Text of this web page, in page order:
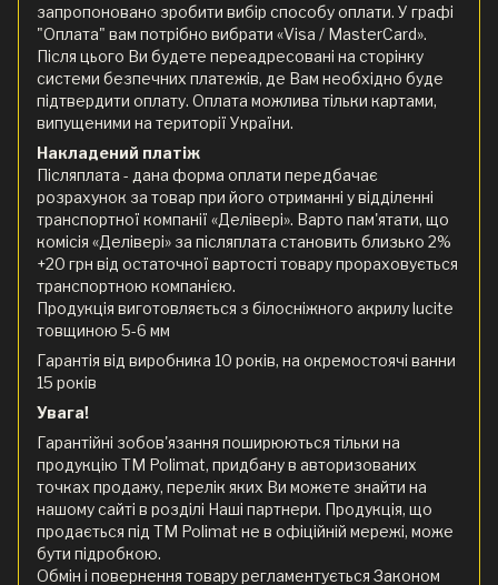
запропоновано зробити вибір способу оплати. У графі
"Оплата" вам потрібно вибрати «Visa / MasterCard».
Після цього Ви будете переадресовані на сторінку
системи безпечних платежів, де Вам необхідно буде
підтвердити оплату. Оплата можлива тільки картами,
випущеними на території України.
Накладений платіж
Післяплата - дана форма оплати передбачає
розрахунок за товар при його отриманні у відділенні
транспортної компанії «Делівері». Варто пам'ятати, що
комісія «Делівері» за післяплата становить близько 2%
+20 грн від остаточної вартості товару прораховується
транспортною компанією.
Продукція виготовляється з білосніжного акрилу lucite
товщиною 5-6 мм
Гарантія від виробника 10 років, на окремостоячі ванни
15 років
Увага!
Гарантійні зобов'язання поширюються тільки на
продукцію ТМ Polimat, придбану в авторизованих
точках продажу, перелік яких Ви можете знайти на
нашому сайті в розділі Наші партнери. Продукція, що
продається під ТМ Polimat не в офіційній мережі, може
бути підробкою.
Обмін і повернення товару регламентується Законом